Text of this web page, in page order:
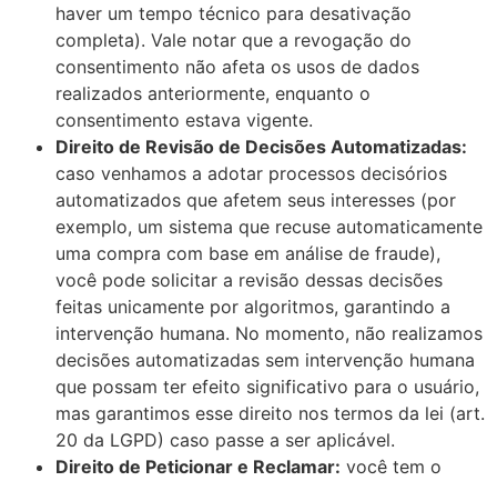
haver um tempo técnico para desativação
completa). Vale notar que a revogação do
consentimento não afeta os usos de dados
realizados anteriormente, enquanto o
consentimento estava vigente.
Direito de Revisão de Decisões Automatizadas:
caso venhamos a adotar processos decisórios
automatizados que afetem seus interesses (por
exemplo, um sistema que recuse automaticamente
uma compra com base em análise de fraude),
você pode solicitar a revisão dessas decisões
feitas unicamente por algoritmos, garantindo a
intervenção humana. No momento, não realizamos
decisões automatizadas sem intervenção humana
que possam ter efeito significativo para o usuário,
mas garantimos esse direito nos termos da lei (art.
20 da LGPD) caso passe a ser aplicável.
Direito de Peticionar e Reclamar: você tem o